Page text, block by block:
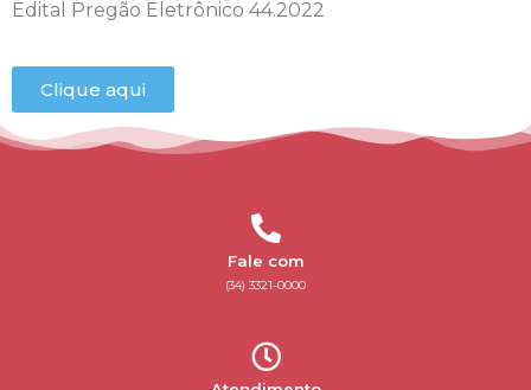
Edital Pregão Eletrônico 44.2022
Clique aqui
Fale com
(34) 3321-0000